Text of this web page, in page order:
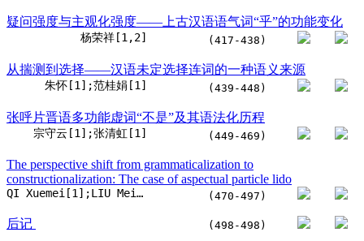
疑问强度与主观化强度——上古汉语语气词“乎”的功能变化
杨荣祥[1,2] (417-438)
从揣测到选择——汉语未定选择连词的一种语义来源
朱怀[1];范桂娟[1] (439-448)
张呼片晋语多功能虚词“不是”及其语法化历程
宗守云[1];张清虹[1] (449-469)
The perspective shift from grammaticalization to
constructionalization: The case of aspectual particle lido
QI Xuemei[1];LIU Meichun[1] (470-497)
后记 (498-498)